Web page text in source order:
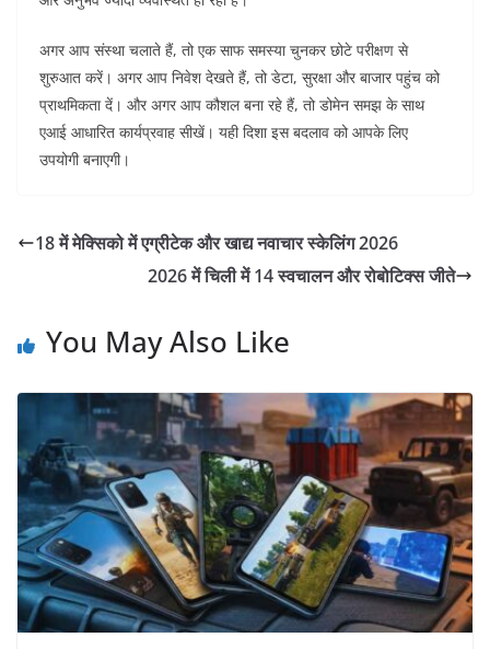
अगर आप संस्था चलाते हैं, तो एक साफ समस्या चुनकर छोटे परीक्षण से
शुरुआत करें। अगर आप निवेश देखते हैं, तो डेटा, सुरक्षा और बाजार पहुंच को
प्राथमिकता दें। और अगर आप कौशल बना रहे हैं, तो डोमेन समझ के साथ
एआई आधारित कार्यप्रवाह सीखें। यही दिशा इस बदलाव को आपके लिए
उपयोगी बनाएगी।
18 में मेक्सिको में एग्रीटेक और खाद्य नवाचार स्केलिंग 2026
2026 में चिली में 14 स्वचालन और रोबोटिक्स जीते
You May Also Like